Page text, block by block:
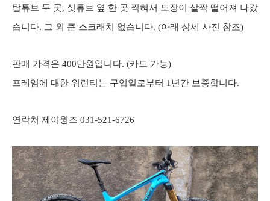
탑튜브 두 곳, 싯튜브 옆 한 곳 찍혀서 도장이 살짝 떨어져 나갔
습니다. 그 외 큰 스크래치 없습니다. (아래 상세 사진 참조)
판매 가격은 400만원입니다. (카드 가능)
프레임에 대한 워런티는 구입일로부터 1년간 보증합니다.
연락처 제이윙즈 031-521-6726